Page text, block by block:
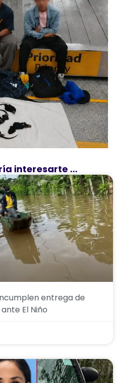
interesarte ...
entrega de
El Niño